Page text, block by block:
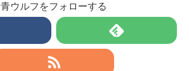
青ウルフをフォローする